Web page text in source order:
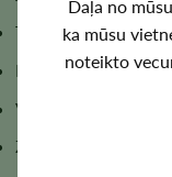
Daļa no
ka mūsu
noteikto
Telšu skaits ir
Pakāpeniska ražas
Vairāku audzēšanas
Ziedēšanas zonas